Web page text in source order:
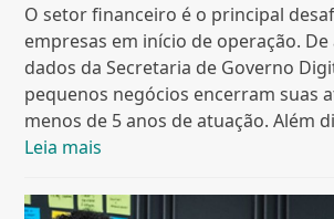
O setor financeiro é o principal
empresas em início de operação.
dados da Secretaria de Governo
pequenos negócios encerram suas
menos de 5 anos de atuação. Além
Leia mais